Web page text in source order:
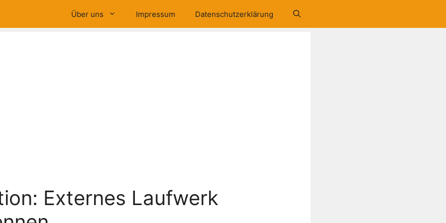
Über uns Impressum Datenschutzerklärung
Externes Laufwerk